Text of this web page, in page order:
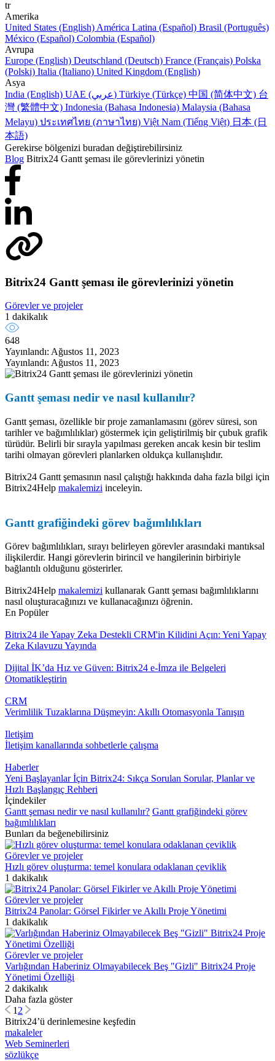
tr
Amerika
United States (English) América Latina (Español) Brasil (Português)
México (Español) Colombia (Español)
Avrupa
Europe (English) Deutschland (Deutsch) France (Français) Polska
(Polski) Italia (Italiano) United Kingdom (English)
Asya
India (English)
UAE (عربي) Türkiye (Türkçe) 中国 (简体中文) 台
灣 (繁體中文) Indonesia (Bahasa Indonesia) Malaysia (Bahasa
Melayu) ประเทศไทย (ภาษาไทย) Việt Nam (Tiếng Việt) 日本 (日
本語)
Gerekirse bölgenizi buradan değiştirebilirsiniz
Blog Bitrix24 Gantt şeması ile görevlerinizi yönetin
Bitrix24 Gantt şeması ile görevlerinizi yönetin
Görevler ve projeler
1 dakikalık
648
Yayınlandı: Ağustos 11, 2023
Yayınlandı: Ağustos 11, 2023
Gantt şeması nedir ve nasıl kullanılır?
Gantt şeması, özellikle bir proje zamanlamasını (görev süresi, son
tarihler ve bağımlılıklar) göstermek için geliştirilmiş bir çubuk grafik
türüdür. Belirli bir sırayla yapılması gereken ancak kesin bir teslim
tarihi olmayan görevleri planlarken oldukça kullanışlıdır.
Bitrix24 Gantt şemasının nasıl çalıştığı hakkında daha fazla bilgi için
Bitrix24Help makalemizi inceleyin.
Gantt grafiğindeki görev bağımlılıkları
Görev bağımlılıkları, sırayı belirleyen görevler arasındaki mantıksal
ilişkilerdir. Hangi görevlerin birincil ve hangilerinin birbiriyle
bağlantılı olduğunu gösterirler.
Bitrix24Help makalemizi kullanarak Gantt şeması bağımlılıklarını
nasıl oluşturacağınızı ve kullanacağınızı öğrenin.
En Popüler
Bitrix24 ile Yapay Zeka Destekli CRM'in Kilidini Açın: Yeni Yapay
Zeka Kılavuzu Yayında
Dijital İK’da Hız ve Güven: Bitrix24 e-İmza ile Belgeleri
Otomatikleştirin
CRM
Verimlilik Tuzaklarına Düşmeyin: Akıllı Otomasyonla Tanışın
Iletişim
İletişim kanallarında sohbetlerle çalışma
Haberler
Yeni Başlayanlar İçin Bitrix24: Sıkça Sorulan Sorular, Planlar ve
Hızlı Başlangıç Rehberi
İçindekiler
Gantt şeması nedir ve nasıl kullanılır? Gantt grafiğindeki görev
bağımlılıkları
Bunları da beğenebilirsiniz
Görevler ve projeler
Hızlı görev oluşturma: temel konulara odaklanan çeviklik
1 dakikalık
Görevler ve projeler
Bitrix24 Panolar: Görsel Fikirler ve Akıllı Proje Yönetimi
1 dakikalık
Görevler ve projeler
Varlığından Haberiniz Olmayabilecek Beş "Gizli" Bitrix24 Proje
Yönetimi Özelliği
2 dakikalık
Daha fazla göster
1 2
Bitrix24’ü derinlemesine keşfedin
makaleler
Web Seminerleri
sözlükçe